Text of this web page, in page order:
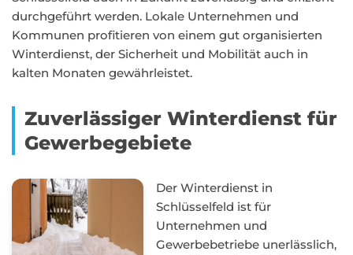
durchgeführt werden. Lokale Unternehmen und
Kommunen profitieren von einem gut organisierten
Winterdienst, der Sicherheit und Mobilität auch in
kalten Monaten gewährleistet.
Zuverlässiger Winterdienst für
Gewerbegebiete
Der Winterdienst in
Schlüsselfeld ist für
Unternehmen und
Gewerbebetriebe unerlässlich,